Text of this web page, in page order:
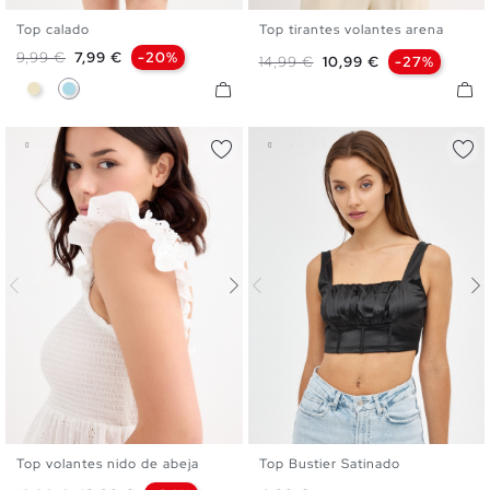
L
Top calado
Precio base
9,99 € Precio
7,99 € -20%
ArenaAzul Claro
Top tirantes volantes arena
Precio base
14,99 € Precio
10,99 € -27%
XS S M L XL
Top volantes nido de abeja
XS S M
Top Bustier Satinado